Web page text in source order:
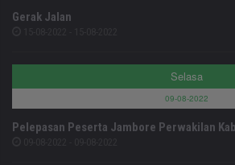
Gerak Jalan
Selasa
09-08-2022
Pelepasan Peserta Jambore Perwakilan